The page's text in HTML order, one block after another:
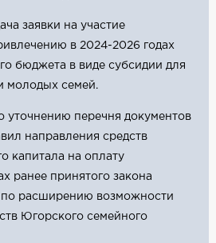
заявки на участие
в 2024-2026 годах
бюджета в виде субсидии для
молодых семей.
уточнению перечня документов
направления средств
капитала на оплату
ранее принятого закона
по расширению возможности
Югорского семейного